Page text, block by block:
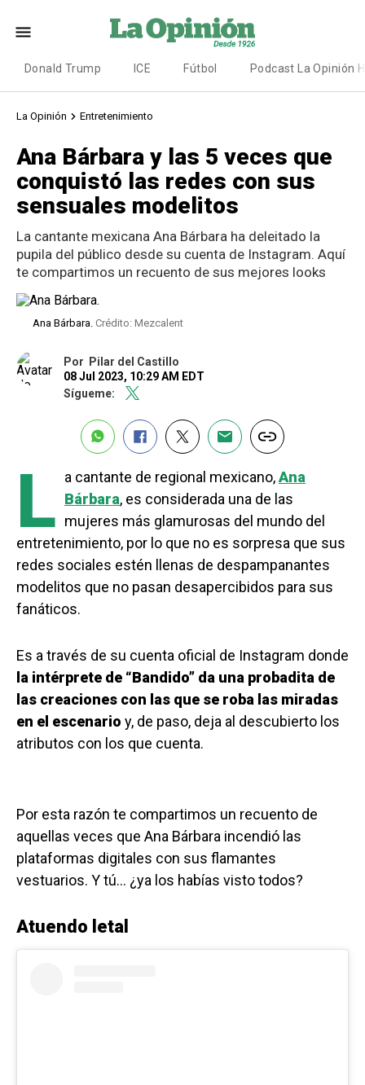
Donald Trump ICE Fútbol Podcast La Opinión
La Opinión Entretenimiento
Ana Bárbara y las 5 veces que
conquistó las redes con sus
sensuales modelitos
La cantante mexicana Ana Bárbara ha deleitado la
pupila del público desde su cuenta de Instagram. Aquí
te compartimos un recuento de sus mejores looks
Ana Bárbara. Crédito: Mezcalent
Por
Pilar del Castillo
08 Jul 2023, 10:29 AM EDT
Sígueme:
L a cantante de regional mexicano,Ana
Bárbara, es considerada una de las
mujeres más glamurosas del mundo del
entretenimiento, por lo que no es sorpresa que sus
redes sociales estén llenas de despampanantes
modelitos que no pasan desapercibidos para sus
fanáticos.
Es a través de su cuenta oficial de Instagram donde
la intérprete de “Bandido” da una probadita de
las creaciones con las que se roba las miradas
en el escenario y, de paso, deja al descubierto los
atributos con los que cuenta.
Por esta razón te compartimos un recuento de
aquellas veces que Ana Bárbara incendió las
plataformas digitales con sus flamantes
vestuarios. Y tú… ¿ya los habías visto todos?
Atuendo letal